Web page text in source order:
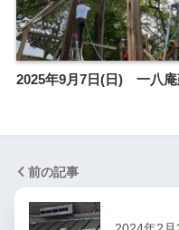
2025年9月7日(日) 一八庵
前の記事